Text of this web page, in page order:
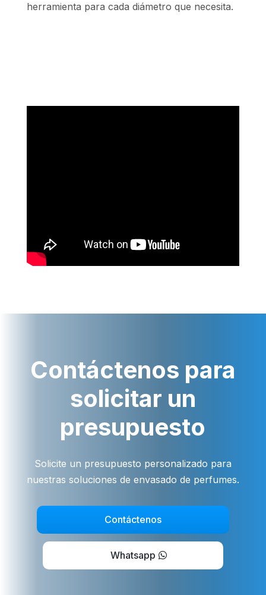
herramienta para cada diámetro que necesita.
Contáctenos para
solicitar un
presupuesto
Solicite un presupuesto personalizado para
nuestras soluciones de envasado de perfumes.
Contáctenos
Whatsapp